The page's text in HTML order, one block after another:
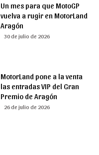
Un mes para que MotoGP
vuelva a rugir en MotorLand
Aragón
30 de julio de 2026
MotorLand pone a la venta
las entradas VIP del Gran
Premio de Aragón
26 de julio de 2026